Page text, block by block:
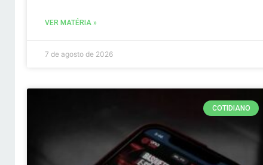
VER MATÉRIA »
7 de agosto de 2026
COTIDIANO